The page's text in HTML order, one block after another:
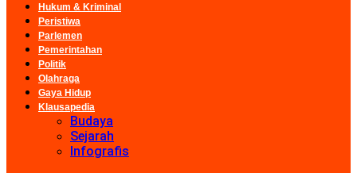
Hukum & Kriminal
Peristiwa
Parlemen
Pemerintahan
Politik
Olahraga
Gaya Hidup
Klausapedia
Budaya
Sejarah
Infografis